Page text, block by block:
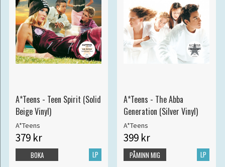
A*Teens - Teen Spirit (Solid
Beige Vinyl)
A*Teens
379 kr
LP
BOKA
A*Teens - The Abba
Generation (Silver Vinyl)
A*Teens
399 kr
LP
PÅMINN MIG